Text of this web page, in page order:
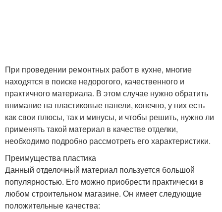
При проведении ремонтных работ в кухне, многие
находятся в поиске недорогого, качественного и
практичного материала. В этом случае нужно обратить
внимание на пластиковые панели, конечно, у них есть
как свои плюсы, так и минусы, и чтобы решить, нужно ли
применять такой материал в качестве отделки,
необходимо подробно рассмотреть его характеристики.
Преимущества пластика
Данный отделочный материал пользуется большой
популярностью. Его можно приобрести практически в
любом строительном магазине. Он имеет следующие
положительные качества: